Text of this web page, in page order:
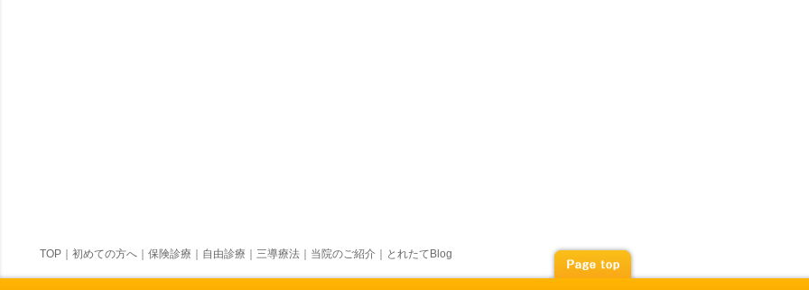
TOP 初めての方へ 保険診療 自由診療 三導療法 当院のご紹介 とれたてBlog